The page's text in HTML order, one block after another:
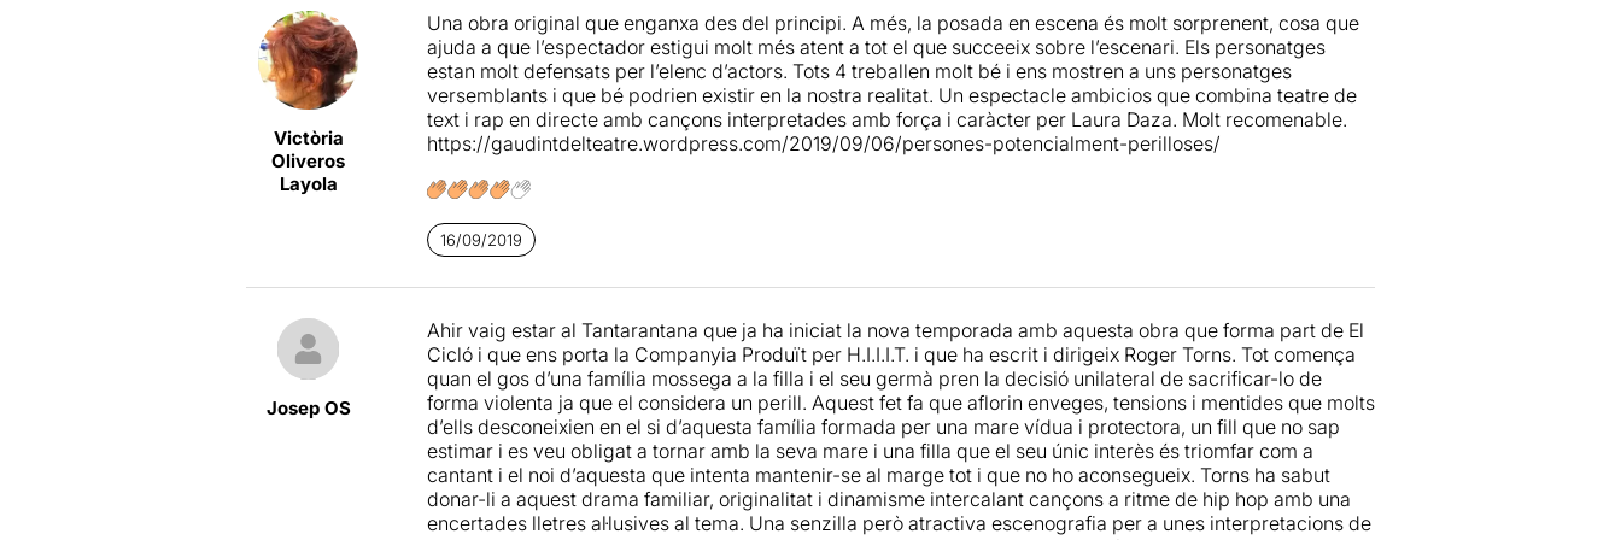
dins el col·lectiu.
A partir de la tensió que es genera entre els germans , coneixerem la història d'una mare que vol protegir
els seus fills, un fill que és incapaç d'estimar i una filla que no coneix tota la veritat. Unes relacions
envoltades de secrets, traumes infantils i mentides protectores.
La mare (Romina Cocca) viu amb la filla en una casa que era del seu segon marit, pare de la Raquel. La
noia, la Raquel (
poble “desastrat” però tendre que la segueix arreu. Ell vol estudiar i tenir cura dels seus pares. Per altra
banda i de forma temporal s'hi ha instal·lat a la casa el germà de la Raquel, l'Ismael (
pateix una crisi de parella. L'enemistat entre els dos germans no farà fàcil la convivència.
els mecanismes que assenyalen a l'estrany, que ens fa veure que "cal témer l'estrany" per no perdre el
control d'allò que considerem nostre".
A “PERSONES POTENCIALMENT PERILLOSES ” el Negre es converteix en l'estrany, en el mateix moment
en què decideix revoltar-se contra la violència i l'opressió exercint violència.
Cal assenyalar l’estrany per generar la por i oferint seguretat, prendre el control i el poder. El feixisme pot
començar dins dels nuclis familiars on es fan difícilment detectables.
i quan n'és conscient ho despatxa amb referències massa òbvies. Potser el millor hagués estat oblidar-se
del tema central i centrar-se en explicar una història. El públic ja treu, si vol, les seves conclusions.
Respecte a la introducció del hip hop, crec que no aporta gaire... però sí ens permet gaudir de la qualitat
vocal i musical deLaura Daza. En definitiva, un punt de partida interessant que potser no arriba a bon port
per un subratllat excessiu, cosa que ja em va passar també amb un altre muntatge del grup:Hàbitat
(Doble penetració).
Victòria
Oliveros
Layola
Una obra original que enganxa des del principi. A més, la posada en escena és molt sorprenent, cosa que
ajuda a que l’espectador estigui molt més atent a tot el que succeeix sobre l’escenari. Els personatges
estan molt defensats per l’elenc d’actors. Tots 4 treballen molt bé i ens mostren a uns personatges
versemblants i que bé podrien existir en la nostra realitat. Un espectacle ambicios que combina teatre de
text i rap en directe amb cançons interpretades amb força i caràcter per Laura Daza. Molt recomenable.
https://gaudintdelteatre.wordpress.com/2019/09/06/persones-potencialment-perilloses/
16/09/2019
Josep OS
Ahir vaig estar al Tantarantana que ja ha iniciat la nova temporada amb aquesta obra que forma part de El
Cicló i que ens porta la Companyia Produït per H.I.I.I.T. i que ha escrit i dirigeix Roger Torns. Tot comença
quan el gos d’una família mossega a la filla i el seu germà pren la decisió unilateral de sacrificar-lo de
forma violenta ja que el considera un perill. Aquest fet fa que aflorin enveges, tensions i mentides que molts
d’ells desconeixien en el si d’aquesta família formada per una mare vídua i protectora, un fill que no sap
estimar i es veu obligat a tornar amb la seva mare i una filla que el seu únic interès és triomfar com a
cantant i el noi d’aquesta que intenta mantenir-se al marge tot i que no ho aconsegueix. Torns ha sabut
donar-li a aquest drama familiar, originalitat i dinamisme intercalant cançons a ritme de hip hop amb una
encertades lletres al·lusives al tema. Una senzilla però atractiva escenografia per a unes interpretacions de